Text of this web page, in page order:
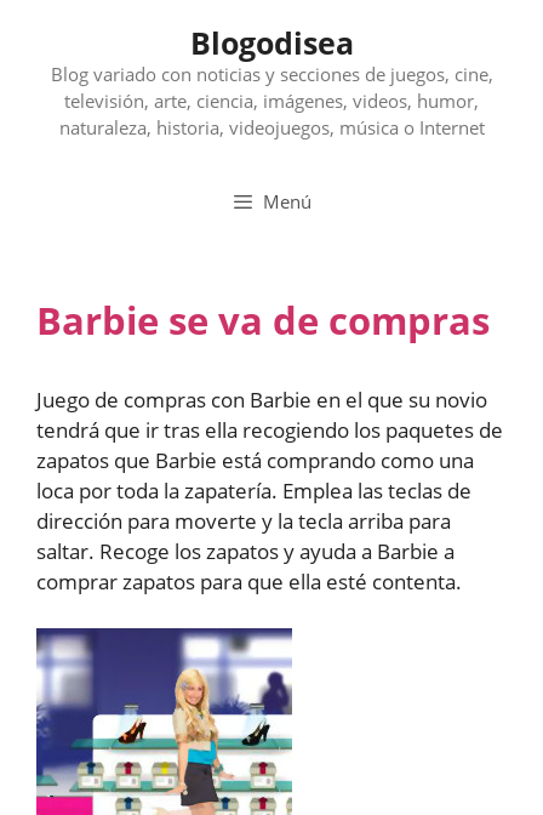
contenido
Blogodisea
Blog variado con noticias y secciones de juegos, cine,
televisión, arte, ciencia, imágenes, videos, humor,
naturaleza, historia, videojuegos, música o Internet
Menú
Barbie se va de compras
Juego de compras con Barbie en el que su novio
tendrá que ir tras ella recogiendo los paquetes de
zapatos que Barbie está comprando como una
loca por toda la zapatería. Emplea las teclas de
dirección para moverte y la tecla arriba para
saltar. Recoge los zapatos y ayuda a Barbie a
comprar zapatos para que ella esté contenta.